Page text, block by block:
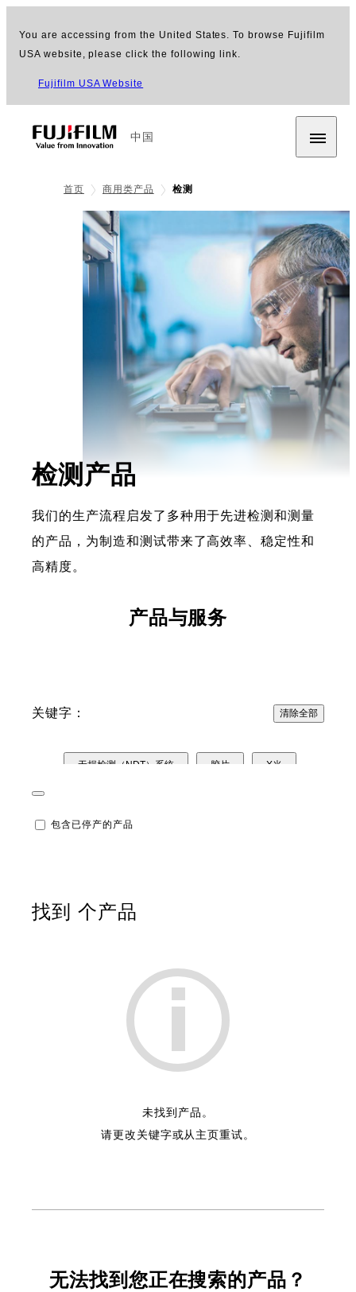
You are accessing from the United States. To browse Fujifilm
USA website, please click the following link.
Fujifilm USA Website
中国
首页 商用类产品 检测
检测产品
我们的生产流程启发了多种用于先进检测和测量
的产品，为制造和测试带来了高效率、稳定性和
高精度。
产品与服务
关键字： 清除全部
无损检测（NDT）系统 胶片 X光
包含已停产的产品
找到 个产品
未找到产品。
请更改关键字或从主页重试。
无法找到您正在搜索的产品？